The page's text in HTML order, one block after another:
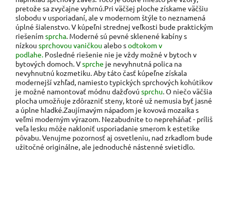
pretože sa zvyčajne vyhrnú.Pri väčšej ploche získame väčšiu
slobodu v usporiadaní, ale v modernom štýle to neznamená
úplné šialenstvo. V kúpeľni strednej veľkosti bude praktickým
riešením sprcha. Moderné sú pevné sklenené kabíny s
nízkou sprchovou vaničkou alebo sodtokom v
podlahe. Posledné riešenie nie je vždy možné v bytoch v
bytových domoch. Vsprche je nevyhnutná polica na
nevyhnutnú kozmetiku. Aby táto časť kúpeľne získala
modernejší vzhľad, namiesto typických sprchových kohútikov
je možné namontovať módnu dažďovú sprchu. O niečo väčšia
plocha umožňuje zdôrazniť steny, ktoré už nemusia byť jasné
a úplne hladké.Zaujímavým nápadom je kovová mozaika s
veľmi moderným výrazom. Nezabudnite to nepreháňať - príliš
veľa lesku môže nakloniť usporiadanie smerom k estetike
pôvabu. Venujme pozornosť aj osvetleniu, nad zrkadlom bude
užitočné originálne, ale jednoduché nástenné svietidlo.